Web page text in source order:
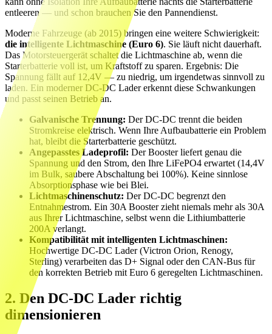
entleeren — und schon brauchen Sie den Pannendienst.
Moderne Fahrzeuge (ab 2015) bringen eine weitere Schwierigkeit:
die intelligente Lichtmaschine (Euro 6). Sie läuft nicht dauerhaft.
Das Motorsteuergerät schaltet die Lichtmaschine ab, wenn die
Starterbatterie voll ist, um Kraftstoff zu sparen. Ergebnis: Die
Spannung fällt auf 12,4V — zu niedrig, um irgendetwas sinnvoll zu
laden. Ein moderner DC-DC Lader erkennt diese Schwankungen
und passt seinen Betrieb an.
Galvanische Trennung: Der DC-DC trennt die beiden
Stromkreise elektrisch. Wenn Ihre Aufbaubatterie ein Problem
hat, bleibt die Starterbatterie geschützt.
Angepasstes Ladeprofil: Der Booster liefert genau die
Spannung und den Strom, den Ihre LiFePO4 erwartet (14,4V
im Bulk, saubere Abschaltung bei 100%). Keine sinnlose
Absorptionsphase wie bei Blei.
Lichtmaschinenschutz: Der DC-DC begrenzt den
Entnahmestrom. Ein 30A Booster zieht niemals mehr als 30A
aus Ihrer Lichtmaschine, selbst wenn die Lithiumbatterie
200A verlangt.
Kompatibilität mit intelligenten Lichtmaschinen:
Hochwertige DC-DC Lader (Victron Orion, Renogy,
Sterling) verarbeiten das D+ Signal oder den CAN-Bus für
den korrekten Betrieb mit Euro 6 geregelten Lichtmaschinen.
2. Den DC-DC Lader richtig
dimensionieren